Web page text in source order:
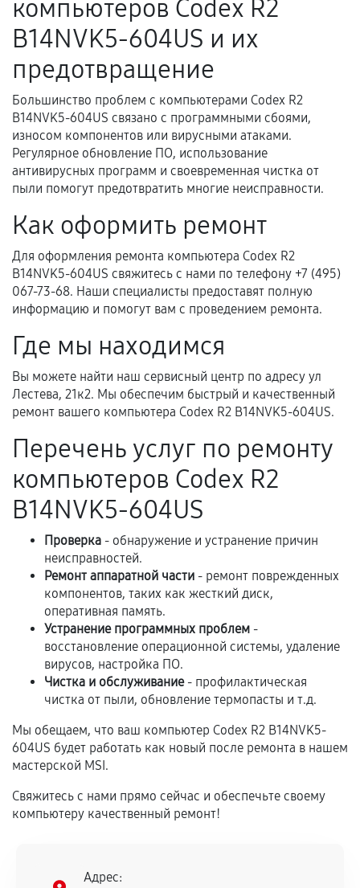
Расширенная гарантия
В некоторых случаях возможно оформление
расширенной гарантии. Стоимость, сроки и
условия продления согласовываются отдельно и
фиксируются в документах.
Когда гарантия не действует
механические повреждения, попадание влаги,
перегрев, коррозия.
Самостоятельный ремонт или вмешательство
Естественный износ деталей, если иное не
предусмотрено отдельно.
Обращение после окончания гарантийного
Программные сбои, если это не указано в
Если комплектующие куплены
самостоятельно
Гарантия на выполненные работы может
сохраняться полностью или частично, если
соблюдены следующие условия:
Предоставленные детали подходят по
техническим параметрам и не имеют внешних
дефектов.
центром.
При этом гарантия на сами комплектующие
остается на стороне производителя или
продавца. За качество сторонних деталей
сервисный центр ответственности не несет.
компьютеров Codex R2
B14NVK5-604US и их
предотвращение
Большинство проблем с компьютерами Codex R2
B14NVK5-604US связано с программными сбоями,
износом компонентов или вирусными атаками.
Регулярное обновление ПО, использование
антивирусных программ и своевременная чистка от
пыли помогут предотвратить многие неисправности.
Как оформить ремонт
Для оформления ремонта компьютера Codex R2
B14NVK5-604US свяжитесь с нами по телефону +7 (495)
067-73-68. Наши специалисты предоставят полную
информацию и помогут вам с проведением ремонта.
Где мы находимся
Вы можете найти наш сервисный центр по адресу ул
Лестева, 21к2. Мы обеспечим быстрый и качественный
ремонт вашего компьютера Codex R2 B14NVK5-604US.
Перечень услуг по ремонту
компьютеров Codex R2
B14NVK5-604US
Проверка - обнаружение и устранение причин
неисправностей.
Ремонт аппаратной части - ремонт поврежденных
компонентов, таких как жесткий диск,
оперативная память.
Устранение программных проблем -
восстановление операционной системы, удаление
вирусов, настройка ПО.
Чистка и обслуживание- профилактическая
чистка от пыли, обновление термопасты и т.д.
Мы обещаем, что ваш компьютер Codex R2 B14NVK5-
604US будет работать как новый после ремонта в нашем
мастерской MSI.
Свяжитесь с нами прямо сейчас и обеспечьте своему
компьютеру качественный ремонт!
Адрес: